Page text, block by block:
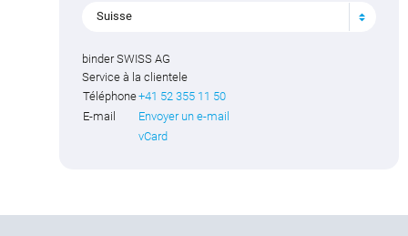
Suisse
binder SWISS AG
Service à la clientele
Téléphone+41 52 355 11 50
E-mail
Envoyer un e-mail
vCard